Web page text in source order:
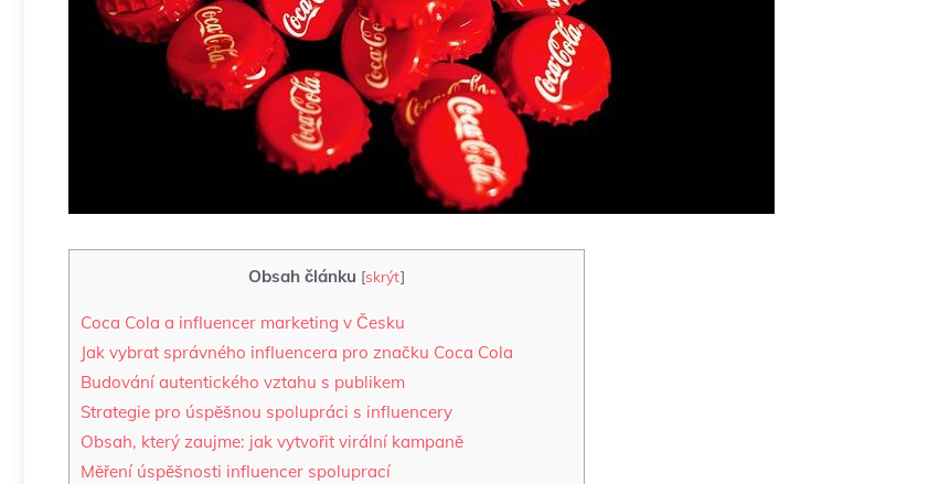
Obsah článku [skrýt]
Coca Cola a influencer marketing v Česku
Jak vybrat správného influencera pro značku Coca Cola
Budování autentického vztahu s publikem
Strategie pro úspěšnou spolupráci s influencery
Obsah, který zaujme: jak vytvořit virální kampaně
Měření úspěšnosti influencer spoluprací